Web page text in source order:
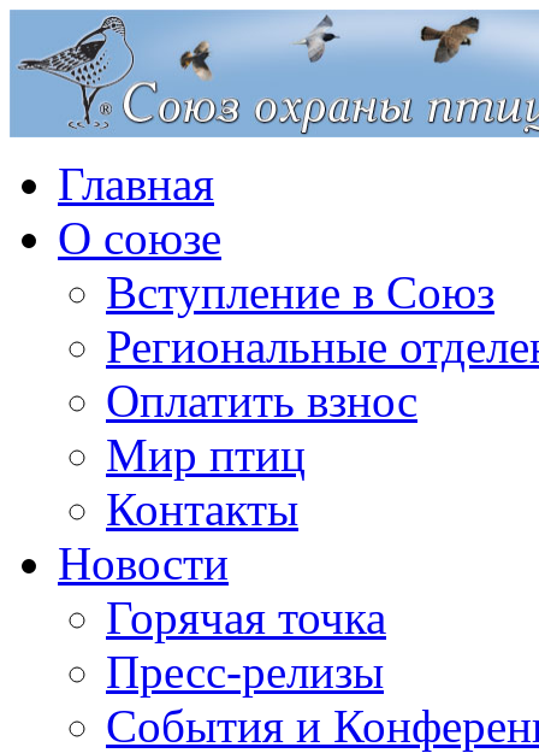
Главная
О союзе
Вступление в Союз
Региональные
Оплатить взнос
Мир птиц
Контакты
Новости
Горячая точка
Пресс-релизы
События и